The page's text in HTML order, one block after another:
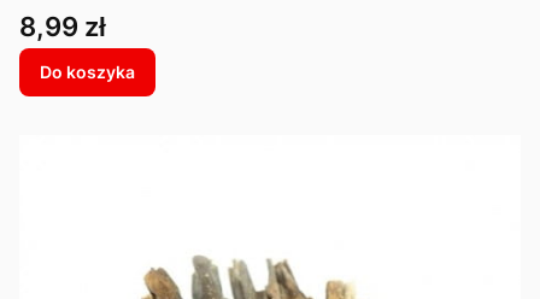
Cena
8,99 zł
Do koszyka